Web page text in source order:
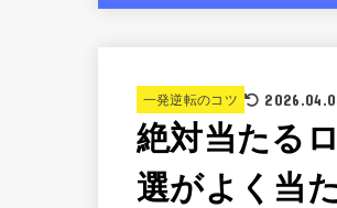
一発逆転のコツ
絶対当たる
選がよく当